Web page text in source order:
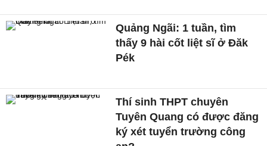
Quảng Ngãi: 1 tuần, tìm
thấy 9 hài cốt liệt sĩ ở Đăk
Pék
Thí sinh THPT chuyên
Tuyên Quang có được đăng
ký xét tuyển trường công